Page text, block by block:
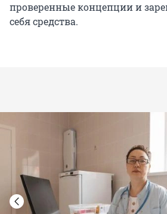
проверенные концепции и
себя средства.